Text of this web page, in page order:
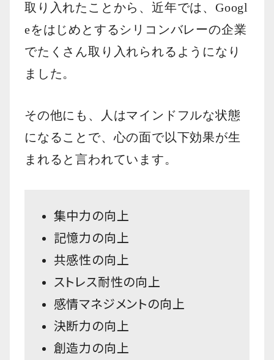
取り入れたことから、近年では、Googl
eをはじめとするシリコンバレーの企業
でたくさん取り入れられるようになり
ました。
その他にも、人はマインドフルな状態
になることで、心の面で以下効果が生
まれると言われています。
集中力の向上
記憶力の向上
共感性の向上
ストレス耐性の向上
感情マネジメントの向上
決断力の向上
創造力の向上